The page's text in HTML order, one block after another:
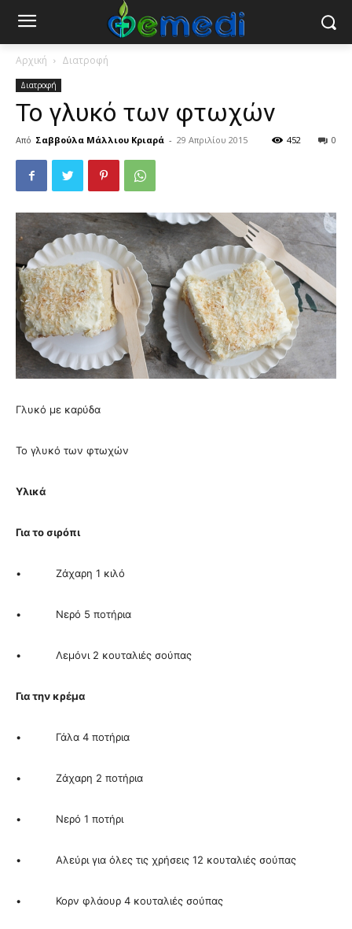
Αρχική Διατροφή
Διατροφή
Το γλυκό των φτωχών
Από Σαββούλα Μάλλιου Κριαρά - 29 Απριλίου 2015 0
452
Γλυκό με καρύδα
Το γλυκό των φτωχών
Υλικά
Για το σιρόπι
• Ζάχαρη 1 κιλό
• Νερό 5 ποτήρια
• Λεμόνι 2 κουταλιές σούπας
Για την κρέμα
• Γάλα 4 ποτήρια
• Ζάχαρη 2 ποτήρια
• Νερό 1 ποτήρι
• Αλεύρι για όλες τις χρήσεις 12 κουταλιές σούπας
• Κορν φλάουρ 4 κουταλιές σούπας